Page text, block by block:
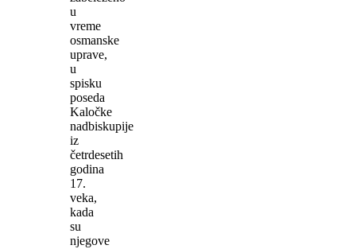
u
vreme
osmanske
uprave,
u
spisku
poseda
Kaločke
nadbiskupije
iz
četrdesetih
godina
17.
veka,
kada
su
njegove